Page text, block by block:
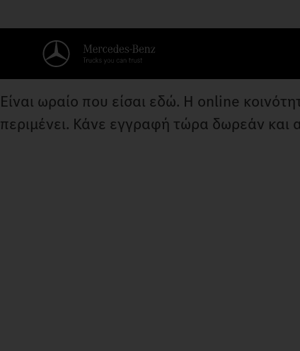
Είναι ωραίο που είσαι εδώ. Η online
περιμένει. Κάνε εγγραφή τώρα δωρεάν και